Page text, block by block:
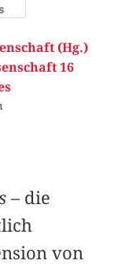
(Hg.)
16
– die
von